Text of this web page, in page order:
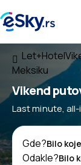
Let+Hotel
Meksiku
Vikend
Last minute,
Gde?
Odakle?